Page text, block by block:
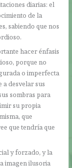
diarias: el
de la
sabiendo que nos
hacer énfasis
porque no
o imperfecta
a desvelar sus
sombras para
su propia
que
que tendría que
y forzado, y la
imagen ilusoria